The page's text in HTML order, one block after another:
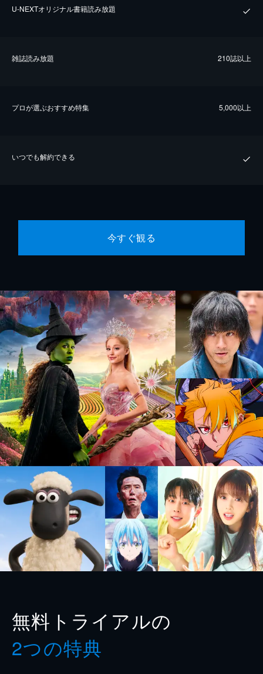
U-NEXTオリジナル書籍読み放題
雑誌読み放題 210誌以上
プロが選ぶおすすめ特集 5,000以上
いつでも解約できる
今すぐ観る
無料トライアルの
2つの特典